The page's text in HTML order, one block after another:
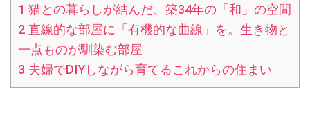
1 猫との暮らしが結んだ、築34年の「和」の空間
2直線的な部屋に「有機的な曲線」を。生き物と
一点ものが馴染む部屋
3 夫婦でDIYしながら育てるこれからの住まい